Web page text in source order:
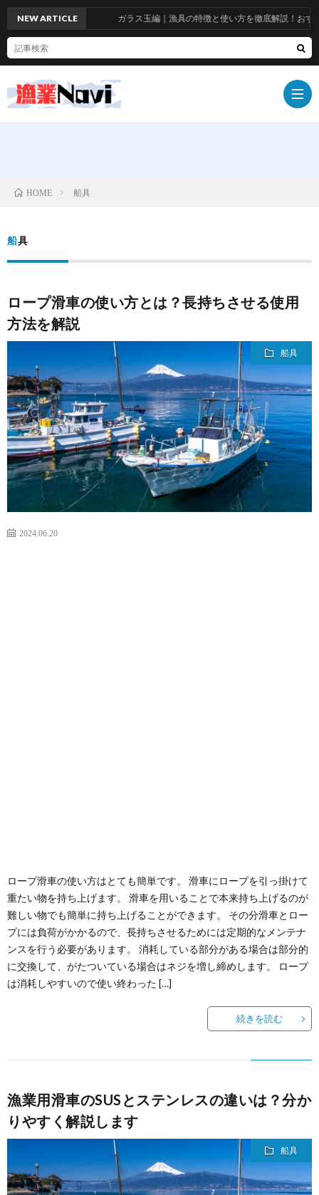
仕
立
NEW ARTICLEガラス玉編｜漁具の特徴と使い方を徹底解説！おすすめ品も紹
HOME 船具
船具
ロープ滑車の使い方とは？長持ちさせる使用
方法を解説
船具
2024.06.20
ロープ滑車の使い方はとても簡単です。 滑車にロープを引っ掛けて
重たい物を持ち上げます。 滑車を用いることで本来持ち上げるのが
難しい物でも簡単に持ち上げることができます。 その分滑車とロー
プには負荷がかかるので、長持ちさせるためには定期的なメンテナ
ンスを行う必要があります。 消耗している部分がある場合は部分的
に交換して、がたついている場合はネジを増し締めします。 ロープ
は消耗しやすいので使い終わった […]
続きを読む
漁業用滑車のSUSとステンレスの違いは？分か
りやすく解説します
船具